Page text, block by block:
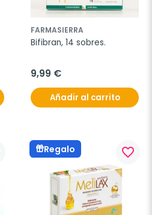
FARMASIERRA
Bifibran, 14 sobres.
9,99 €
Añadir al carrito
Regalo favorite_border